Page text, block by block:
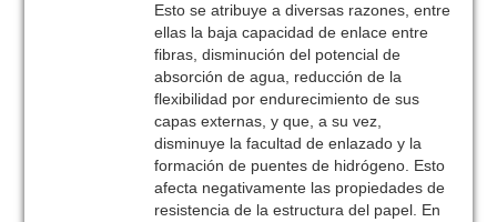
Esto se atribuye a diversas razones, entre
ellas la baja capacidad de enlace entre
fibras, disminución del potencial de
absorción de agua, reducción de la
flexibilidad por endurecimiento de sus
capas externas, y que, a su vez,
disminuye la facultad de enlazado y la
formación de puentes de hidrógeno. Esto
afecta negativamente las propiedades de
resistencia de la estructura del papel. En